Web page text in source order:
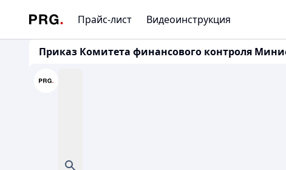
Прайс-лист Видеоинструкция
Приказ Комитета финансового контроля